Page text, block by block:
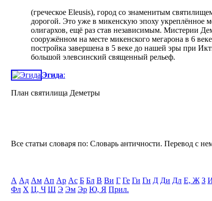
(греческое Eleusis), город со знаменитым
дорогой. Это уже в микенскую эпоху
олигархов, ещё раз став независимым. Мистерии
сооружённом на месте микенского мегарона в 6
постройка завершена в 5 веке до нашей эры при
большой элевсинский священный рельеф.
Эгида:
План святилища Деметры
Все статьи словаря по: Словарь античности. Перевод с
А Ад Ам Ап Ар Ас Б Бл В Ви Г Ге Ги Гн Д Ди Дл Е, Ж З
Фл Х Ц, Ч Ш Э Эм Эр Ю, Я Прил.